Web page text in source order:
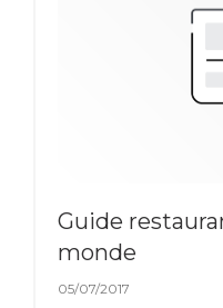
Guide
monde
05/07/2017